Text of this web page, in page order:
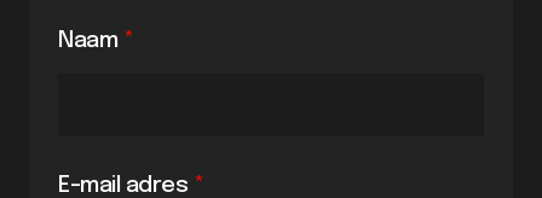
Naam *
E-mail adres *